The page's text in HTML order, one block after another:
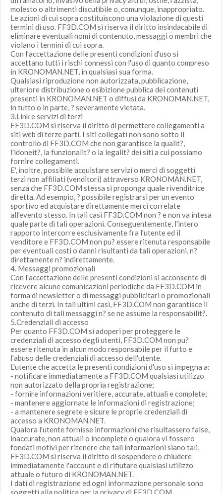
molesto o altrimenti discutibile o, comunque, inappropriato.
Le azioni di cui sopra costituiscono una violazione di questi
termini di uso. FF3D.COM si riserva il diritto insindacabile di
eliminare eventuali nomi di contenuto, messaggi o membri che
violano i termini di cui sopra.
Con l'accettazione delle presenti condizioni d'uso si
accettano tutti i rischi connessi con l'uso di quanto compreso
in KRONOMAN.NET, in qualsiasi sua forma.
Qualsiasi riproduzione non autorizzata, pubblicazione,
ulteriore distribuzione o esibizione pubblica dei contenuti
presenti in KRONOMAN.NET o diffusi da KRONOMAN.NET,
in tutto o in parte, ? severamente vietata.
3.Link e servizi di terzi
FF3D.COM si riserva il diritto di permettere collegamenti a
siti web di terze parti. I siti collegati non sono sotto il
controllo di FF3D.COM che non garantisce la qualit?,
l'idoneit?, la funzionalit? o la legalit? dei siti a cui possiamo
fornire collegamenti.
E', inoltre, possibile acquistare servizi o merci di soggetti
terzi non affiliati (venditori) attraverso KRONOMAN.NET,
senza che FF3D.COM stessa si proponga quale rivenditrice
diretta. Ad esempio, ? possibile registrarsi per un evento
sportivo ed acquistare direttamente merci correlate
all'evento stesso. In tali casi FF3D.COM non ? e non va intesa
quale parte di tali operazioni. Conseguentemente, l'intero
rapporto intercorre esclusivamente fra l'utente ed il
venditore e FF3D.COM non pu? essere ritenuta responsabile
per eventuali costi o danni risultanti da tali operazioni, n?
direttamente n? indirettamente.
4. Messaggi promozionali
Con l'accettazione delle presenti condizioni si acconsente di
ricevere alcune comunicazioni periodiche da FF3D.COM in
forma di newsletter o di messaggi pubblicitari o promozionali
anche di terzi. In tali ultimi casi, FF3D.COM non garantisce il
contenuto di tali messaggi n? se ne assume la responsabilit?.
5.Credenziali di accesso
Per quanto FF3D.COM si adoperi per proteggere le
credenziali di accesso degli utenti, FF3D.COM non pu?
essere ritenuta in alcun modo responsabile per il furto e
l'abuso delle credenziali di accesso dell'utente.
L'utente che accetta le presenti condizioni d'uso si impegna a:
- notificare immediatamente a FF3D.COM qualsiasi utilizzo
non autorizzato della propria registrazione;
- fornire informazioni veritiere, accurate, attuali e complete;
- mantenere aggiornate le informazioni di registrazione;
- a mantenere segrete e sicure le proprie credenziali di
accesso a KRONOMAN.NET.
Qualora l'utente fornisse informazioni che risultassero false,
inaccurate, non attuali o incomplete o qualora vi fossero
fondati motivi per ritenere che tali informazioni siano tali,
FF3D.COM si riserva il diritto di sospendere o chiudere
immediatamente l'account e di rifiutare qualsiasi utilizzo
attuale o futuro di KRONOMAN.NET.
I dati di registrazione ed ogni informazione personale sono
soggetti alla politica per la privacy di FF3D.COM